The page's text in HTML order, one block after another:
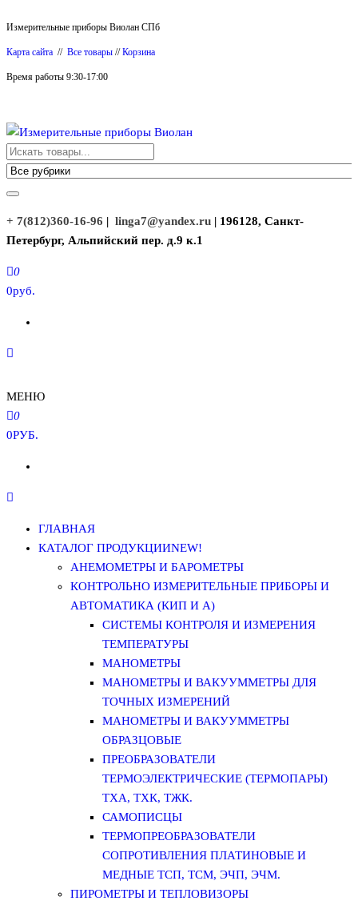
к
содержимому
Измерительные приборы Виолан СПб
Карта сайта // Все товары //Корзина
Время работы 9:30-17:00
Измерительные приборы Виолан
+ 7(812)360-16-96 | linga7@yandex.ru | 196128, Санкт-
Петербург, Альпийский пер. д.9 к.1
0
0руб.
МЕНЮ
0
0РУБ.
ГЛАВНАЯ
КАТАЛОГ ПРОДУКЦИИNEW!
АНЕМОМЕТРЫ И БАРОМЕТРЫ
КОНТРОЛЬНО ИЗМЕРИТЕЛЬНЫЕ ПРИБОРЫ И
АВТОМАТИКА (КИП И А)
СИСТЕМЫ КОНТРОЛЯ И ИЗМЕРЕНИЯ
ТЕМПЕРАТУРЫ
МАНОМЕТРЫ
МАНОМЕТРЫ И ВАКУУММЕТРЫ ДЛЯ
ТОЧНЫХ ИЗМЕРЕНИЙ
МАНОМЕТРЫ И ВАКУУММЕТРЫ
ОБРАЗЦОВЫЕ
ПРЕОБРАЗОВАТЕЛИ
ТЕРМОЭЛЕКТРИЧЕСКИЕ (ТЕРМОПАРЫ)
ТХА, ТХК, ТЖК.
САМОПИСЦЫ
ТЕРМОПРЕОБРАЗОВАТЕЛИ
СОПРОТИВЛЕНИЯ ПЛАТИНОВЫЕ И
МЕДНЫЕ ТСП, ТСМ, ЭЧП, ЭЧМ.
ПИРОМЕТРЫ И ТЕПЛОВИЗОРЫ